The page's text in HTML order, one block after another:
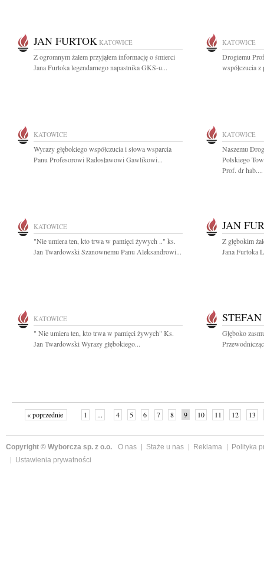
JAN FURTOK KATOWICE
Z ogromnym żalem przyjąłem informację o śmierci
Jana Furtoka legendarnego napastnika GKS-u...
KATOWICE
Drogiemu
współczucia
KATOWICE
Wyrazy głębokiego współczucia i słowa wsparcia
Panu Profesorowi Radosławowi Gawlikowi...
KATOWICE
Naszemu
Polskiego
Prof. dr hab....
KATOWICE
"Nie umiera ten, kto trwa w pamięci żywych .." ks.
Jan Twardowski Szanownemu Panu Aleksandrowi...
JAN
Z głębokim
Jana Furtoka
KATOWICE
" Nie umiera ten, kto trwa w pamięci żywych" Ks.
Jan Twardowski Wyrazy głębokiego...
Głęboko
« poprzednie 1 ... 4 5 6 7 8 9 10 11 12 13
Copyright © Wyborcza sp. z o.o. O nas Staże u nas Reklama
Polityka
Ustawienia prywatności